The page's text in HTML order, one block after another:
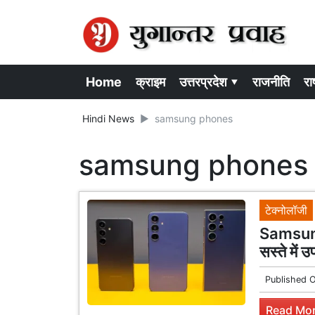
Home क्राइम उत्तरप्रदेश ▾ राजनीति
Hindi News samsung phones
samsung phones
टेक्नोलॉजी
सस्ते में
Published
Read